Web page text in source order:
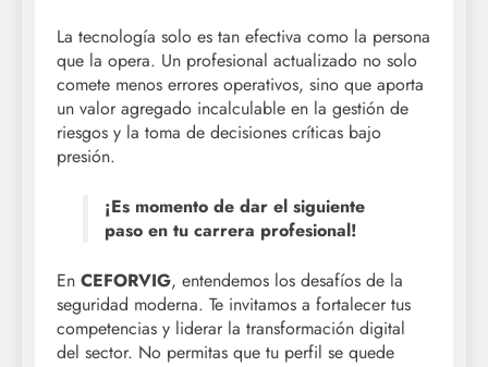
La tecnología solo es tan efectiva como la persona
que la opera. Un profesional actualizado no solo
comete menos errores operativos, sino que aporta
un valor agregado incalculable en la gestión de
riesgos y la toma de decisiones críticas bajo
presión.
¡Es momento de dar el siguiente
paso en tu carrera profesional!
En CEFORVIG, entendemos los desafíos de la
seguridad moderna. Te invitamos a fortalecer tus
competencias y liderar la transformación digital
del sector. No permitas que tu perfil se quede